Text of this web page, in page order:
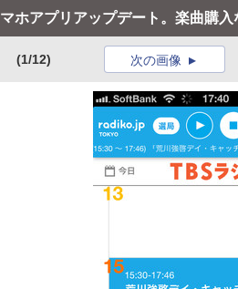
ホアプリアップデート。楽曲購入
(1/12) 次の画像